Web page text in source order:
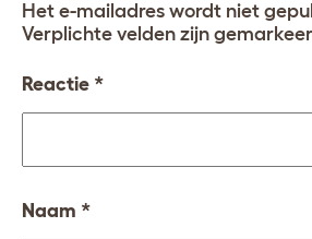
Het e-mailadres wordt niet
Verplichte velden zijn
Reactie *
Naam *